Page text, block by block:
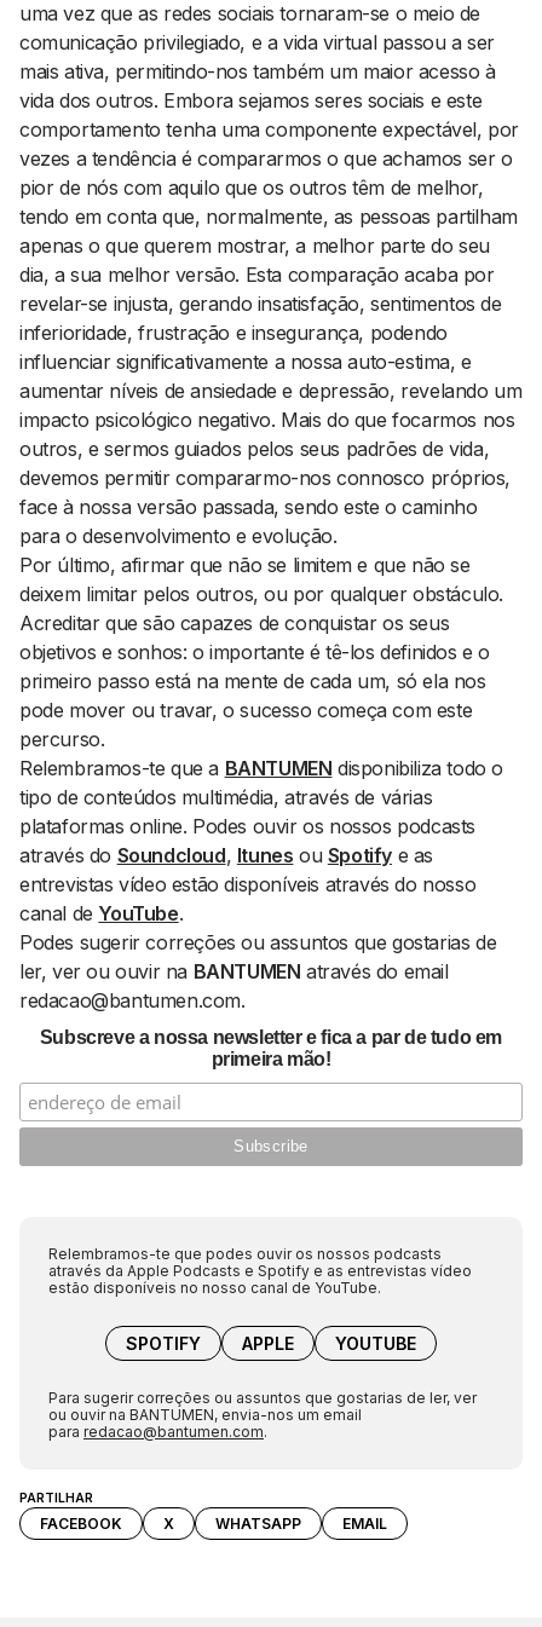
PARTILHAR
FACEBOOK X WHATSAPP EMAIL
uma vez que as redes sociais tornaram-se o meio de
comunicação privilegiado, e a vida virtual passou a ser
mais ativa, permitindo-nos também um maior acesso à
vida dos outros. Embora sejamos seres sociais e este
comportamento tenha uma componente expectável, por
vezes a tendência é compararmos o que achamos ser o
pior de nós com aquilo que os outros têm de melhor,
tendo em conta que, normalmente, as pessoas partilham
apenas o que querem mostrar, a melhor parte do seu
dia, a sua melhor versão. Esta comparação acaba por
revelar-se injusta, gerando insatisfação, sentimentos de
inferioridade, frustração e insegurança, podendo
influenciar significativamente a nossa auto-estima, e
aumentar níveis de ansiedade e depressão, revelando um
impacto psicológico negativo. Mais do que focarmos nos
outros, e sermos guiados pelos seus padrões de vida,
devemos permitir compararmo-nos connosco próprios,
face à nossa versão passada, sendo este o caminho
para o desenvolvimento e evolução.
Por último, afirmar que não se limitem e que não se
deixem limitar pelos outros, ou por qualquer obstáculo.
Acreditar que são capazes de conquistar os seus
objetivos e sonhos: o importante é tê-los definidos e o
primeiro passo está na mente de cada um, só ela nos
pode mover ou travar, o sucesso começa com este
percurso.
Relembramos-te que a BANTUMEN disponibiliza todo o
tipo de conteúdos multimédia, através de várias
plataformasonline. Podes ouvir os nossos podcasts
através do Soundcloud, Itunes ou Spotify e as
entrevistas vídeo estão disponíveis através do nosso
canal de YouTube.
Podes sugerir correções ou assuntos que gostarias de
ler, ver ou ouvir na BANTUMEN através do email
redacao@bantumen.com.
Subscreve a nossa newsletter e fica a par de tudo em
primeira mão!
Relembramos-te que podes ouvir os nossos podcasts
através da Apple Podcasts e Spotify e as entrevistas vídeo
estão disponíveis no nosso canal de YouTube.
SPOTIFY APPLE YOUTUBE
Para sugerir correções ou assuntos que gostarias de ler, ver
ou ouvir na BANTUMEN, envia-nos um email
para redacao@bantumen.com.